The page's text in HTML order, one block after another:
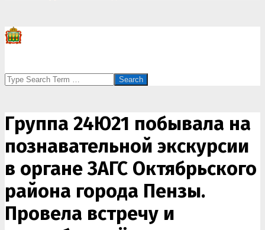
Search
Группа 24Ю21 побывала на
познавательной экскурсии
в органе ЗАГС Октябрьского
района города Пензы.
Провела встречу и